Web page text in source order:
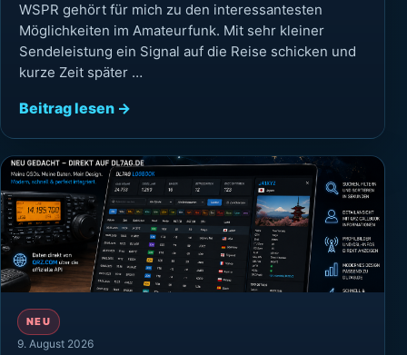
WSPR gehört für mich zu den interessantesten
Möglichkeiten im Amateurfunk. Mit sehr kleiner
Sendeleistung ein Signal auf die Reise schicken und
kurze Zeit später …
Beitrag lesen →
NEU
9. August 2026